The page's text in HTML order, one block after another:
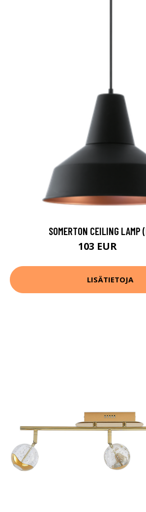
SOMERTON CEILING LAMP
103 EUR
LISÄTIETOJA